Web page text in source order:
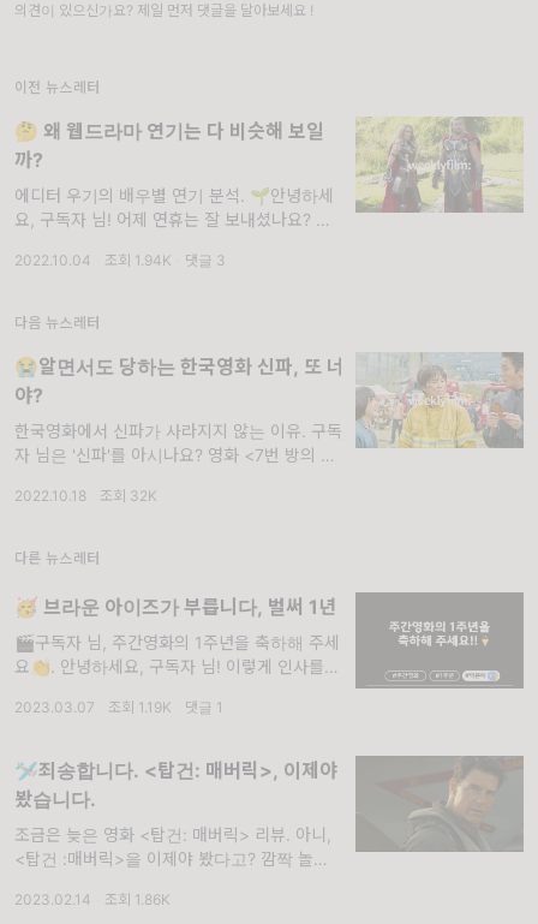
의견이 있으신가요? 제일 먼저 댓글을 달아보세요 !
이전 뉴스레터
🤔 왜 웹드라마 연기는 다 비슷해 보일
까?
에디터 우기의 배우별 연기 분석. 🌱안녕하세
요, 구독자 님! 어제 연휴는 잘 보내셨나요? 오
못했던 주제에 도전해 보려고 해요. 그건 바로
2022.10.04 조회 1.94K 댓글 3
다음 뉴스레터
😭알면서도 당하는 한국영화 신파, 또 너
야?
한국영화에서 신파가 사라지지 않는 이유. 구독
자 님은 '신파'를 아시나요? 영화 <7번 방의 선
신파에 대해서 이미 어느 정도 알고 계신다는
2022.10.18 조회 32K
다른 뉴스레터
🥳 브라운 아이즈가 부릅니다, 벌써 1년
🎬구독자 님, 주간영화의 1주년을 축하해 주세
요👏. 안녕하세요, 구독자 님! 이렇게 인사를
무슨 뜻이냐면, 주간영화가 벌써 1주년을 맞이
2023.03.07 조회 1.19K 댓글 1
🛩️죄송합니다. <탑건: 매버릭>, 이제야
봤습니다.
조금은 늦은 영화 <탑건: 매버릭> 리뷰. 아니,
<탑건 :매버릭>을 이제야 봤다고? 깜짝 놀라
선하네요.😎 사실 오랜만에 들어간 티빙에서 <
2023.02.14 조회 1.86K